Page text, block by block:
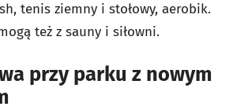
tenis ziemny i stołowy, aerobik.
też z sauny i siłowni.
przy parku z nowym